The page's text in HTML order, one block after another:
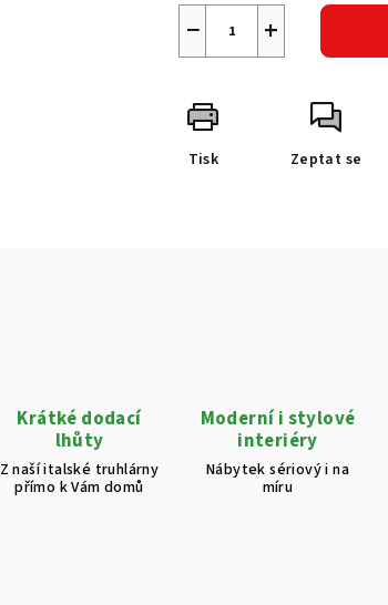
+
−
Tisk Zeptat se
Krátké dodací
lhůty
Z naší italské truhlárny
přímo k Vám domů
Moderní i stylové
interiéry
Nábytek sériový i na
míru